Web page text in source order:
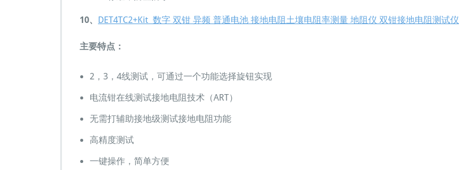
10、 DET4TC2+Kit 数字 双钳 异频 普通电池 接地电阻土壤电阻率测量 地阻仪 双钳接地电阻测试仪
主要特点：
2，3，4线测试，可通过一个功能选择旋钮实现
电流钳在线测试接地电阻技术（ART）
无需打辅助接地级测试接地电阻功能
高精度测试
一键操作，简单方便